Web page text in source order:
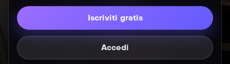
Iscriviti gratis
Accedi
Il ritorno del Trio (1ª &#8211; 2ª parte)
S0403